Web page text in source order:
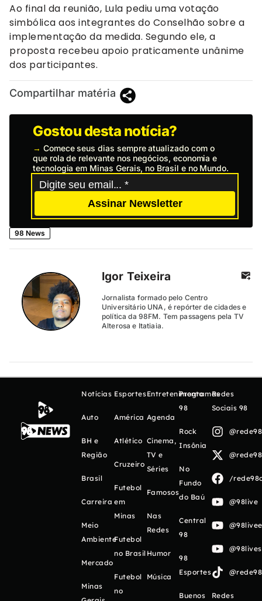
Ao final da reunião, Lula pediu uma votação
simbólica aos integrantes do Conselhão sobre a
implementação da medida. Segundo ele, a
proposta recebeu apoio praticamente unânime
dos participantes.
Compartilhar matéria
Gostou desta notícia?
→ Comece seus dias sempre atualizado com o
que rola de relevante nos negócios, economia e
tecnologia em Minas Gerais, no Brasil e no Mundo.
Assinar Newsletter
98 News
Igor Teixeira
Jornalista formado pelo Centro
Universitário UNA, é repórter de cidades e
política da 98FM. Tem passagens pela TV
Alterosa e Itatiaia.
Notícias
Auto
BH e
Região
Brasil
Carreira
Meio
Ambiente
Mercado
Minas
Esportes
América
Atlético
Cruzeiro
Futebol
em
Minas
Futebol
no Brasil
Futebol
no
Entretenimento
Agenda
Cinema,
TV e
Séries
Famosos
Nas
Redes
Humor
Música
Programas
98
Rock
Insônia
No
Fundo
do Baú
Central
98
98
Esportes
Buenos
Redes
Sociais 98
/
@98live
Redes